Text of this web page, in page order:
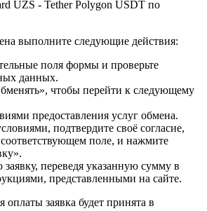
UZS - Tether Polygon USDT по
выполните следующие действия:
поля формы и проверьте
данных.
чтобы перейти к следующему
предоставления услуг обмена.
подтвердите своё согласие,
поле, и нажмите
переведя указанную сумму в
представленными на сайте.
заявка будет принята в